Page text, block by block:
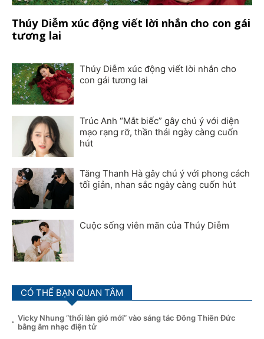
Thúy Diễm xúc động viết lời nhắn cho con gái
tương lai
Thúy Diễm xúc động viết lời nhắn cho
con gái tương lai
Trúc Anh “Mắt biếc” gây chú ý với diện
mạo rạng rỡ, thần thái ngày càng cuốn
hút
Tăng Thanh Hà gây chú ý với phong cách
tối giản, nhan sắc ngày càng cuốn hút
Cuộc sống viên mãn của Thúy Diễm
CÓ THỂ BẠN QUAN TÂM
Vicky Nhung “thổi làn gió mới” vào sáng tác Đông Thiên Đức
bằng âm nhạc điện tử